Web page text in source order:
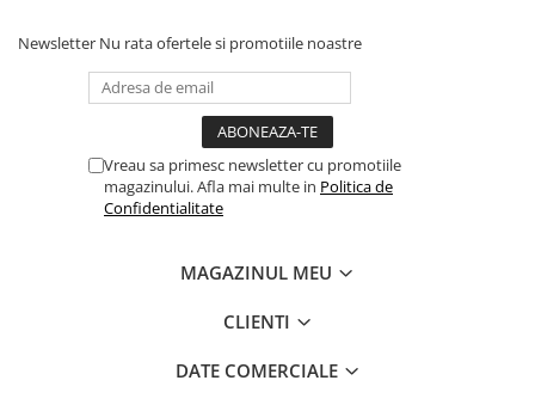
Newsletter Nu rata ofertele si promotiile noastre
Vreau sa primesc newsletter cu promotiile
magazinului. Afla mai multe in Politica de
Confidentialitate
MAGAZINUL MEU
CLIENTI
DATE COMERCIALE